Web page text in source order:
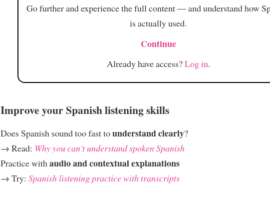
Go further and experience the full content — and understand how
is actually used.
Continue
Already have access?Log in.
Improve your Spanish listening skills
Does Spanish sound too fast tounderstand clearly?
→ Read: Why you can't understand spoken Spanish
Practice with audio and contextual explanations
→ Try: Spanish listening practice with transcripts